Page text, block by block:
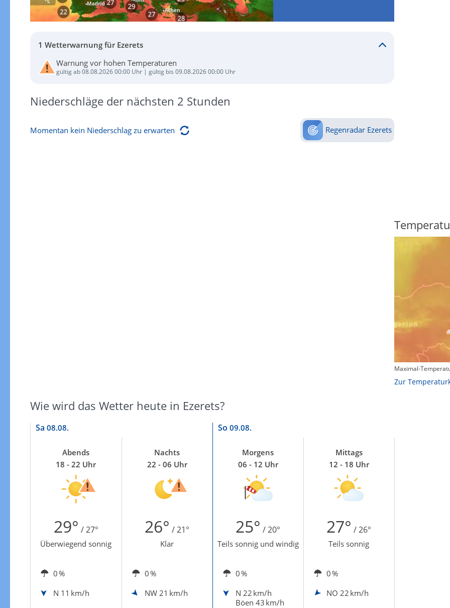
1 Wetterwarnung für Ezerets
Warnung vor hohen Temperaturen
gültig ab 08.08.2026 00:00 Uhr | gültig bis 09.08.2026 00:00 Uhr
Niederschläge der nächsten 2 Stunden
Momentan kein Niederschlag zu erwarten Regenradar Ezerets
Wie wird das Wetter heute in Ezerets?
Sa 08.08. So 09.08.
Abends
18 - 22 Uhr
Nachts
22 - 06 Uhr
Morgens
06 - 12 Uhr
Mittags
12 - 18 Uhr
29° / 27° 26° / 21° 25° / 20° 27° / 26°
Überwiegend sonnig Klar Teils sonnig und windig Teils sonnig
0 % 0 % 0 %
0 %
N 11 km/h NW 21 km/h N 22 km/h
Böen 43 km/h
NO 22 km/h
Maximal-
Zur